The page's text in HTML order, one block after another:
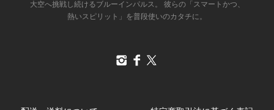
大空へ挑戦し続けるブルーインパルス。 彼らの「スマートかつ、
熱いスピリット」を普段使いのカタチに。